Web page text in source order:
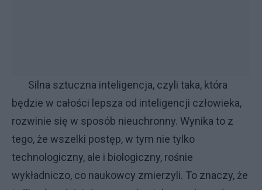
Silna sztuczna inteligencja, czyli taka, która
będzie w całości lepsza od inteligencji człowieka,
rozwinie się w sposób nieuchronny. Wynika to z
tego, że wszelki postęp, w tym nie tylko
technologiczny, ale i biologiczny, rośnie
wykładniczo, co naukowcy zmierzyli. To znaczy, że